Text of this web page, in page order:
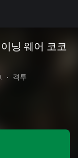
닝 웨어 코코
• 격투